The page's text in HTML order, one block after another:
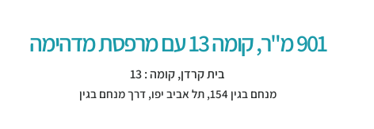
901 מ"ר, קומה 13 עם מרפסת מדהימה
בית קרדן, קומה : 13
מנחם בגין 154, תל אביב יפו,דרך מנחם בגין